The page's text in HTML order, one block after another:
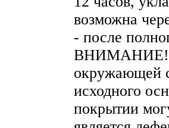
возможна
- после
ВНИМАНИЕ! В
окружающей
исходного
покрытии